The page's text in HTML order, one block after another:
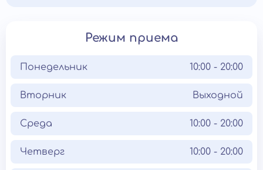
Режим приема
Понедельник 10:00 - 20:00
Вторник Выходной
Среда 10:00 - 20:00
Четверг 10:00 - 20:00